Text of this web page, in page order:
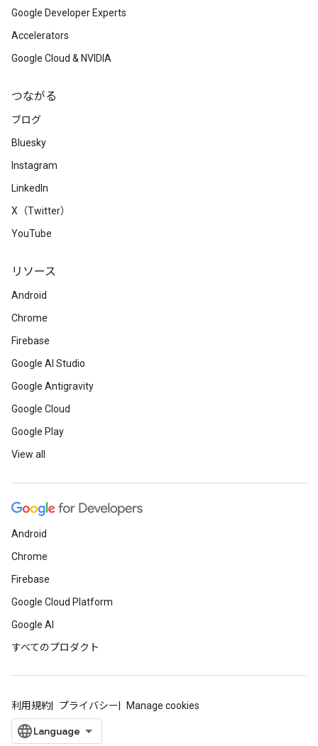
Google Developer Experts
Accelerators
Google Cloud & NVIDIA
つながる
ブログ
Bluesky
Instagram
LinkedIn
X（Twitter）
YouTube
リソース
Android
Chrome
Firebase
Google AI Studio
Google Antigravity
Google Cloud
Google Play
View all
Android
Chrome
Firebase
Google Cloud Platform
Google AI
すべてのプロダクト
利用規約 プライバシー Manage cookies